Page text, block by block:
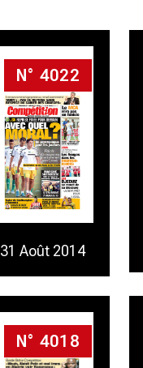
N° 4022
31 Août 2014
N° 4018